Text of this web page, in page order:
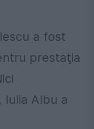
a fost
prestaţia
Iulia Albu a